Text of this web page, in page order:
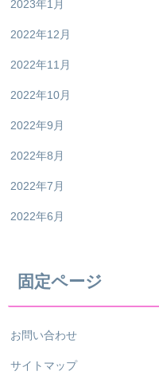
2023年1月
2022年12月
2022年11月
2022年10月
2022年9月
2022年8月
2022年7月
2022年6月
固定ページ
お問い合わせ
サイトマップ